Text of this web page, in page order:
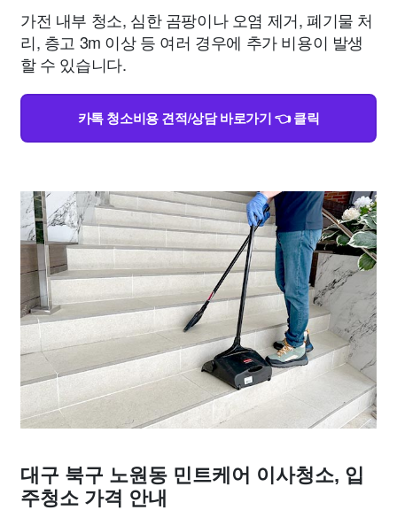
가전 내부 청소, 심한 곰팡이나 오염 제거, 폐기물 처
리, 층고 3m 이상 등 여러 경우에 추가 비용이 발생
할 수 있습니다.
카톡 청소비용 견적/상담 바로가기 👈 클릭
대구 북구 노원동 민트케어 이사청소, 입
주청소 가격 안내